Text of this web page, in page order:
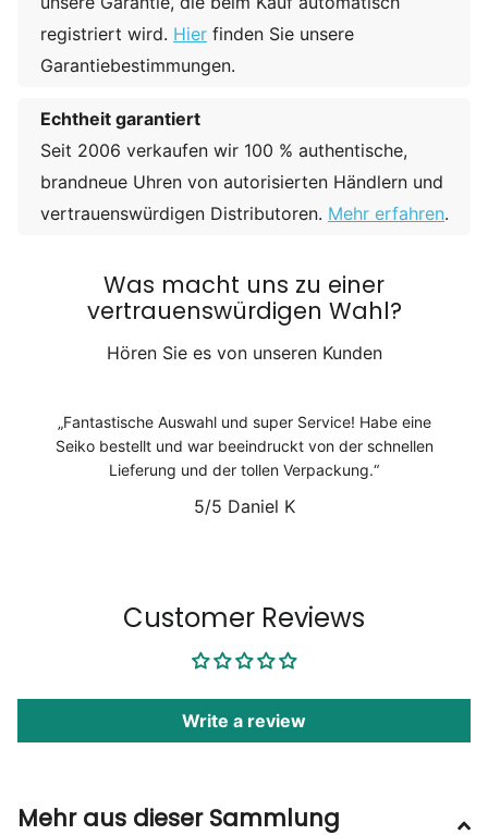
registriert wird. Hier finden Sie unsere
Garantiebestimmungen.
Echtheit garantiert
Seit 2006 verkaufen wir 100 % authentische,
brandneue Uhren von autorisierten Händlern und
vertrauenswürdigen Distributoren. Mehr erfahren.
Was macht uns zu einer
vertrauenswürdigen Wahl?
Hören Sie es von unseren Kunden
Fantastische Auswahl und super Service! Habe eine
Seiko bestellt und war beeindruckt von der schnellen
Lieferung und der tollen Verpackung.
5/5 Daniel K
Customer Reviews
Write a review
Mehr aus dieser Sammlung